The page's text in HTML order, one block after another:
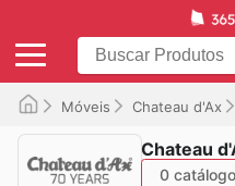
Móveis Chateau d'Ax
Chateau
0